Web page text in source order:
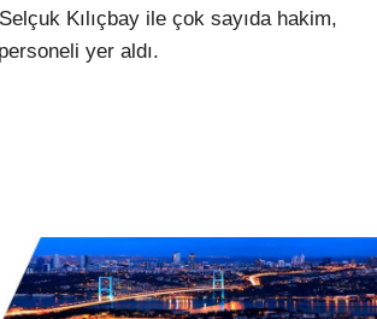
Kılıçbay ile çok sayıda hakim,
yer aldı.